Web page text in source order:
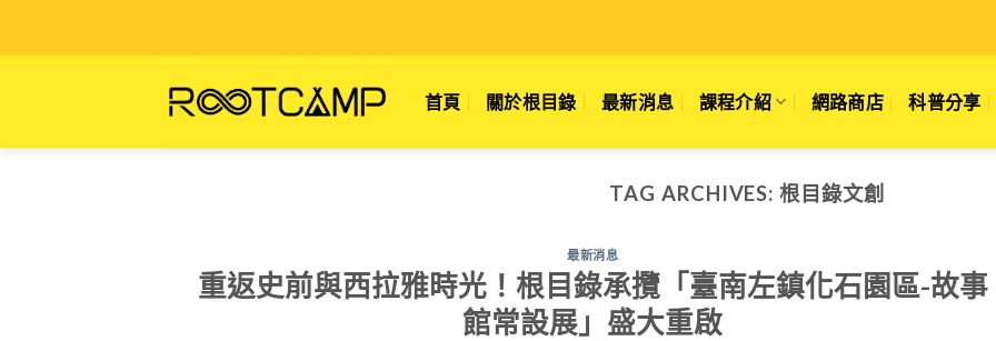
首頁
關於根目錄 最新消息 課程介紹 網路商店 科普分享
TAG ARCHIVES:根目錄文創
最新消息
重返史前與西拉雅時光！根目錄承攬「臺南左鎮化石園區-故事
館常設展」盛大重啟